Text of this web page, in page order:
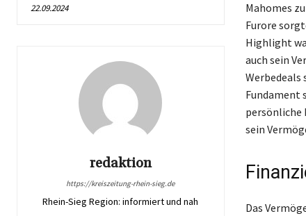
22.09.2024
redaktion
https://kreiszeitung-rhein-sieg.de
Rhein-Sieg Region: informiert und nah
Mahomes
Furore
Highlight
auch sein
Werbedeals
Fundament
persönliche
sein
Das